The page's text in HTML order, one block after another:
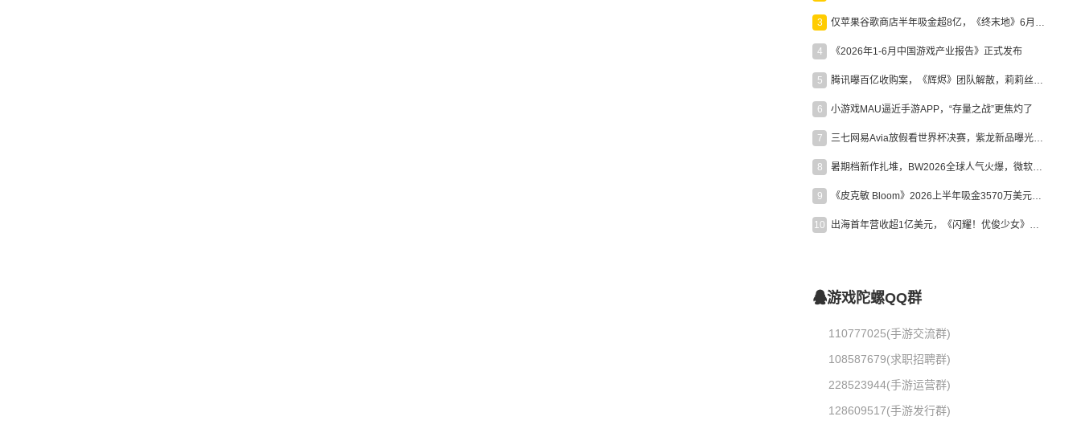
3 仅苹果谷歌商店半年吸金超8亿，《终末地》6月份收入显著回暖
4 《2026年1-6月中国游戏产业报告》正式发布
5 腾讯曝百亿收购案，《辉烬》团队解散，莉莉丝新作曝光｜陀螺周报
6 小游戏MAU逼近手游APP，“存量之战”更焦灼了
7 三七网易Avia放假看世界杯决赛，紫龙新品曝光，米哈游新作上线 | 陀螺周报
8 暑期档新作扎堆，BW2026全球人气火爆，微软XBOX大裁员|陀螺周报
9 《皮克敏 Bloom》2026上半年吸金3570万美元，中国台湾成最大市场
10 出海首年营收超1亿美元，《闪耀！优俊少女》美国市场占比达七成
游戏陀螺QQ群
110777025(手游交流群)
108587679(求职招聘群)
228523944(手游运营群)
128609517(手游发行群)